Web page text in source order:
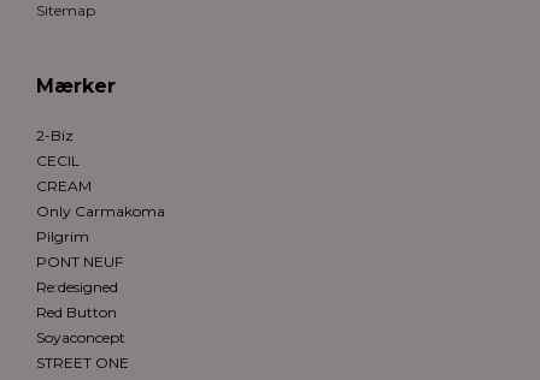
Sitemap
Mærker
2-Biz
CECIL
CREAM
Only Carmakoma
Pilgrim
PONT NEUF
Re:designed
Red Button
Soyaconcept
STREET ONE